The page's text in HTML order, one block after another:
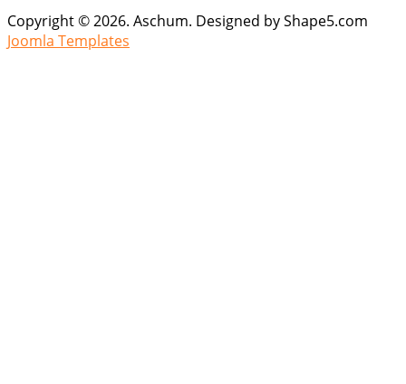
Copyright © 2026. Aschum. Designed by Shape5.com
Joomla Templates